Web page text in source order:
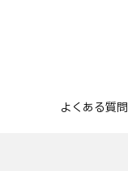
よくある質問